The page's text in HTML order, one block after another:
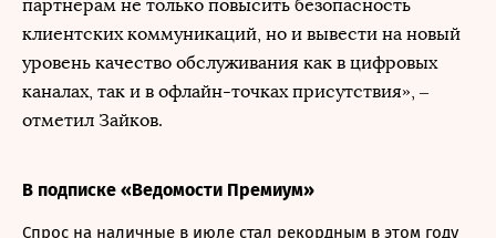
партнерам не только повысить безопасность
клиентских коммуникаций, но и вывести на новый
уровень качество обслуживания как в цифровых
каналах, так и в офлайн-точках присутствия», –
отметил Зайков.
В подписке «Ведомости Премиум»
Спрос на наличные в июле стал рекордным в этом году